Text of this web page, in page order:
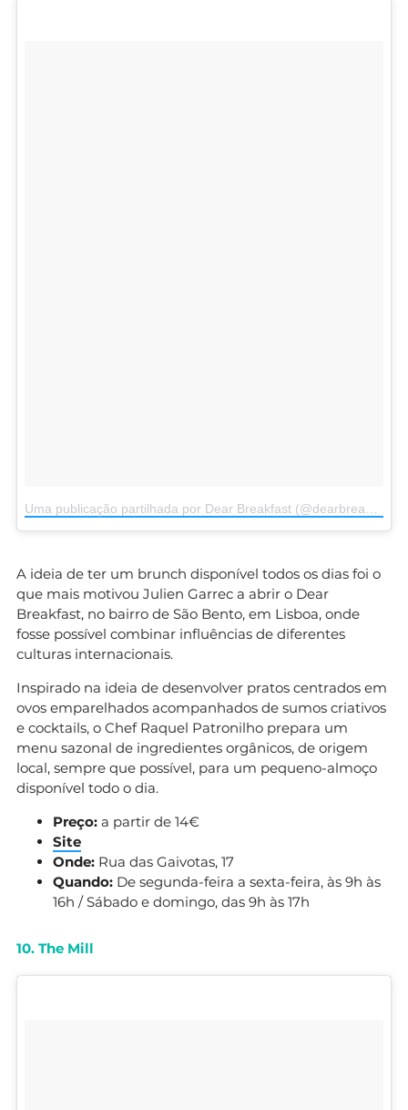
A ideia de ter um brunch disponível todos os dias foi o
que mais motivou Julien Garrec a abrir o Dear
Breakfast, no bairro de São Bento, em Lisboa, onde
fosse possível combinar influências de diferentes
culturas internacionais.
Inspirado na ideia de desenvolver pratos centrados em
ovos emparelhados acompanhados de sumos criativos
e cocktails, o Chef Raquel Patronilho prepara um
menu sazonal de ingredientes orgânicos, de origem
local, sempre que possível, para um pequeno-almoço
disponível todo o dia.
Preço: a partir de 14€
Site
Onde: Rua das Gaivotas, 17
Quando: De segunda-feira a sexta-feira, às 9h às
16h / Sábado e domingo, das 9h às 17h
10. The Mill